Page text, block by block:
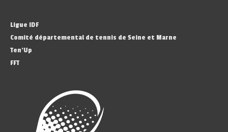
Ligue IDF
Comité départemental de tennis de Seine et Marne
Ten’Up
FFT